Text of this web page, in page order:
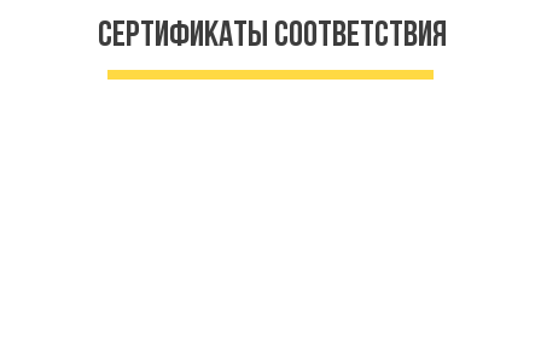
Сертификаты соответствия